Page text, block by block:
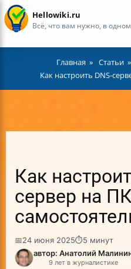
Hellowiki.ru
Всё, что вам нужно, в
Главная Статьи
Как настроить DNS-
Как
сервер на
📅24 июня 2025⏱5 минут
автор: Анатолий
9 лет в журналистике